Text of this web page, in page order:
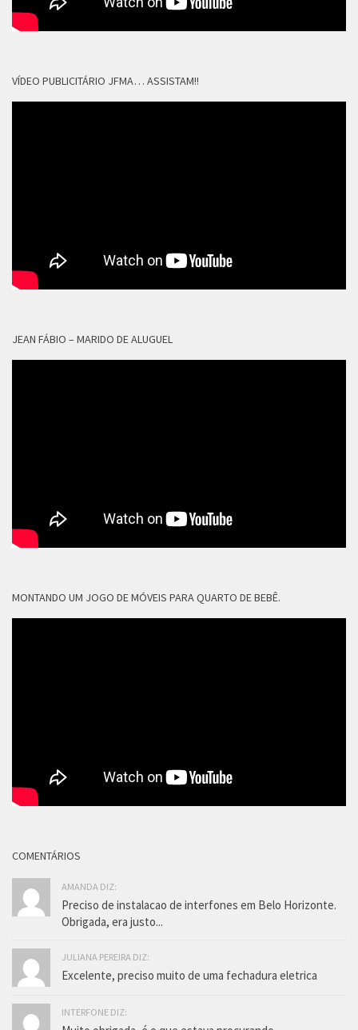
VÍDEO PUBLICITÁRIO JFMA… ASSISTAM!!
JEAN FÁBIO – MARIDO DE ALUGUEL
MONTANDO UM JOGO DE MÓVEIS PARA QUARTO DE BEBÊ.
COMENTÁRIOS
AMANDA DIZ:
Preciso de instalacao de interfones em Belo Horizonte.
Obrigada, era justo...
JULIANA PEREIRA DIZ:
Excelente, preciso muito de uma fechadura eletrica
INTERFONE DIZ: